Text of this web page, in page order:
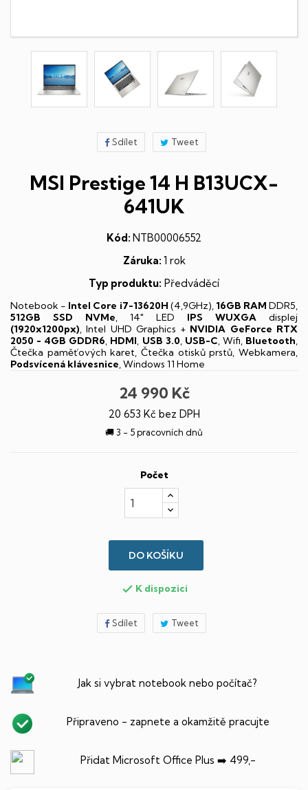
Sdílet Tweet
MSI Prestige 14 H B13UCX-
641UK
Kód: NTB00006552
Záruka: 1 rok
Typ produktu: Předváděcí
Notebook - Intel Core i7-13620H (4,9GHz),16GB RAM DDR5,
512GB SSD NVMe, 14" LED IPS WUXGA displej
(1920x1200px), Intel UHD Graphics + NVIDIA GeForce RTX
2050 - 4GB GDDR6, HDMI, USB 3.0, USB-C, Wifi, Bluetooth,
Čtečka paměťových karet, Čtečka otisků prstů, Webkamera,
Podsvícená klávesnice, Windows 11 Home
24 990 Kč
20 653 Kč bez DPH
🚚 3 - 5 pracovních dnů
Počet
DO KOŠÍKU
 K dispozici
Sdílet Tweet
Jak si vybrat notebook nebo počítač?
Připraveno - zapnete a okamžitě pracujte
Přidat Microsoft Office Plus ➡️ 499,-